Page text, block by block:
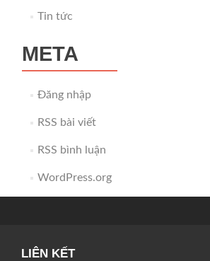
Tin tức
META
Đăng nhập
RSS bài viết
RSS bình luận
WordPress.org
LIÊN KẾT